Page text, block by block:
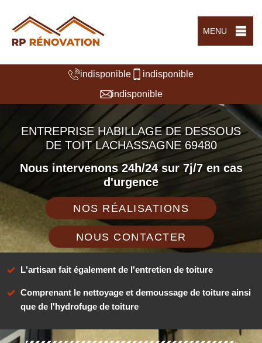
MENU
indisponible
indisponible
indisponible
ENTREPRISE HABILLAGE DE DESSOUS
DE TOIT LACHASSAGNE 69480
Nous intervenons 24h/24 sur 7j/7 en cas
d'urgence
NOS RÉALISATIONS
NOUS CONTACTER
L'artisan fait également de l'entretien de toiture
Comprenant le nettoyage et demoussage de toiture ainsi
que de l'hydrofuge de toiture